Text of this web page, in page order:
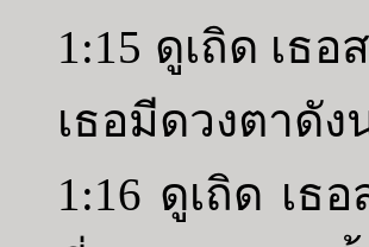
1:15 ดูเถิด เธ
เธอมีดวงตาดัง
1:16 ดูเถิด เธ